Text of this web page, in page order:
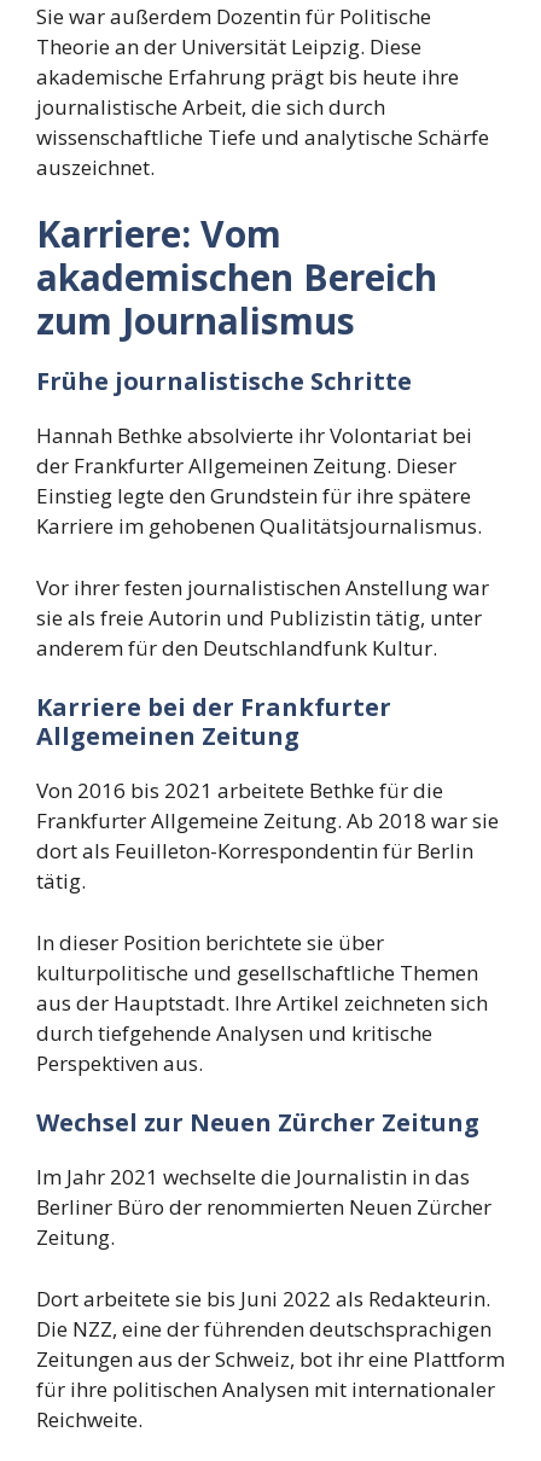
Sie war außerdem Dozentin für Politische
Theorie an der Universität Leipzig. Diese
akademische Erfahrung prägt bis heute ihre
journalistische Arbeit, die sich durch
wissenschaftliche Tiefe und analytische Schärfe
auszeichnet.
Karriere: Vom
akademischen Bereich
zum Journalismus
Frühe journalistische Schritte
Hannah Bethke absolvierte ihr Volontariat bei
der Frankfurter Allgemeinen Zeitung. Dieser
Einstieg legte den Grundstein für ihre spätere
Karriere im gehobenen Qualitätsjournalismus.
Vor ihrer festen journalistischen Anstellung war
sie als freie Autorin und Publizistin tätig, unter
anderem für den Deutschlandfunk Kultur.
Karriere bei der Frankfurter
Allgemeinen Zeitung
Von 2016 bis 2021 arbeitete Bethke für die
Frankfurter Allgemeine Zeitung. Ab 2018 war sie
dort als Feuilleton-Korrespondentin für Berlin
tätig.
In dieser Position berichtete sie über
kulturpolitische und gesellschaftliche Themen
aus der Hauptstadt. Ihre Artikel zeichneten sich
durch tiefgehende Analysen und kritische
Perspektiven aus.
Wechsel zur Neuen Zürcher Zeitung
Im Jahr 2021 wechselte die Journalistin in das
Berliner Büro der renommierten Neuen Zürcher
Zeitung.
Dort arbeitete sie bis Juni 2022 als Redakteurin.
Die NZZ, eine der führenden deutschsprachigen
Zeitungen aus der Schweiz, bot ihr eine Plattform
für ihre politischen Analysen mit internationaler
Reichweite.